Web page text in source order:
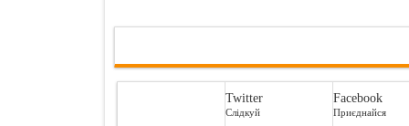
Twitter
Слідкуй
Facebook
Приєднайся